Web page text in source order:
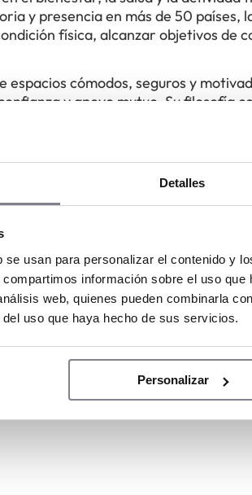
Detalles
usan para personalizar el contenido y
información sobre el uso
web, quienes pueden combinarla
uso que haya hecho de sus servicios.
Personalizar
y presencia en más de 50 países,
física, alcanzar objetivos de
espacios cómodos, seguros y
y apoyo mutuo. Su filosofía
orientación hacia la comunidad,
sus metas de bienestar.
el sector de la salud y el deporte
la calidad de vida de las mujeres.
internacionalmente y
accesible, un sistema de
por la creciente preocupación
la innovación constante y por el
de las clientas.